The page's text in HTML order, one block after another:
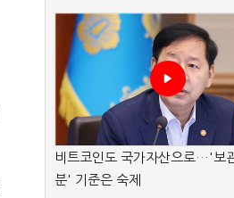
비트코인도 국가자산으로…'보관
분' 기준은 숙제